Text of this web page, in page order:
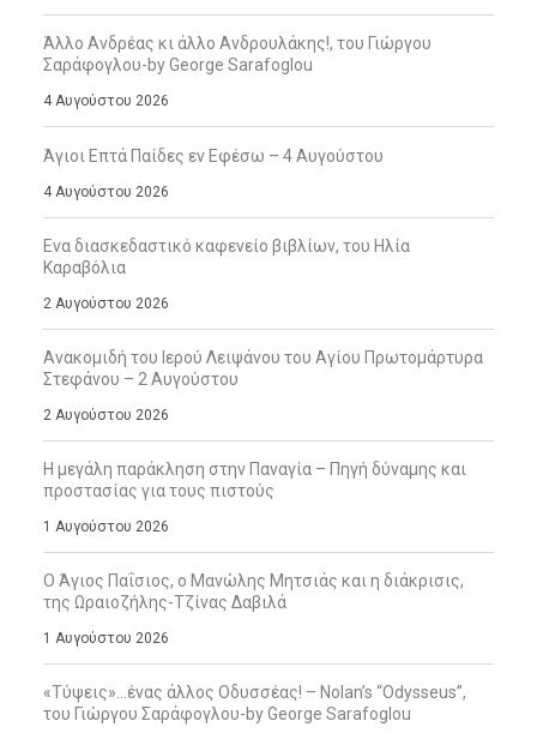
Άλλο Ανδρέας κι άλλο Ανδρουλάκης!, του Γιώργου
Σαράφογλου-by George Sarafoglou
4 Αυγούστου 2026
Άγιοι Επτά Παίδες εν Εφέσω – 4 Αυγούστου
4 Αυγούστου 2026
Ενα διασκεδαστικό καφενείο βιβλίων, του Ηλία
Καραβόλια
2 Αυγούστου 2026
Ανακομιδή του Ιερού Λειψάνου του Αγίου Πρωτομάρτυρα
Στεφάνου – 2 Αυγούστου
2 Αυγούστου 2026
Η μεγάλη παράκληση στην Παναγία – Πηγή δύναμης και
προστασίας για τους πιστούς
1 Αυγούστου 2026
Ο Άγιος Παΐσιος, ο Μανώλης Μητσιάς και η διάκρισις,
της Ωραιοζήλης-Τζίνας Δαβιλά
1 Αυγούστου 2026
«Τύψεις»…ένας άλλος Οδυσσέας! – Nolan’s “Odysseus”,
του Γιώργου Σαράφογλου-by George Sarafoglou